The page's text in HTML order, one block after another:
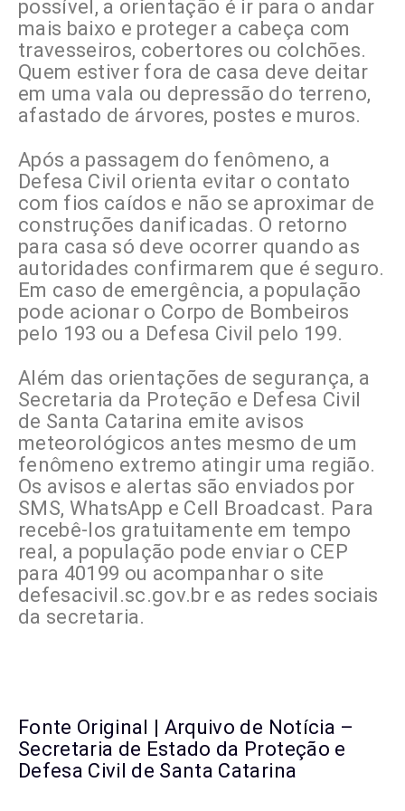
possível, a orientação é ir para o andar
mais baixo e proteger a cabeça com
travesseiros, cobertores ou colchões.
Quem estiver fora de casa deve deitar
em uma vala ou depressão do terreno,
afastado de árvores, postes e muros.
Após a passagem do fenômeno, a
Defesa Civil orienta evitar o contato
com fios caídos e não se aproximar de
construções danificadas. O retorno
para casa só deve ocorrer quando as
autoridades confirmarem que é seguro.
Em caso de emergência, a população
pode acionar o Corpo de Bombeiros
pelo 193 ou a Defesa Civil pelo 199.
Além das orientações de segurança, a
Secretaria da Proteção e Defesa Civil
de Santa Catarina emite avisos
meteorológicos antes mesmo de um
fenômeno extremo atingir uma região.
Os avisos e alertas são enviados por
SMS, WhatsApp e Cell Broadcast. Para
recebê-los gratuitamente em tempo
real, a população pode enviar o CEP
para 40199 ou acompanhar o site
defesacivil.sc.gov.br e as redes sociais
da secretaria.
Fonte Original | Arquivo de Notícia –
Secretaria de Estado da Proteção e
Defesa Civil de Santa Catarina